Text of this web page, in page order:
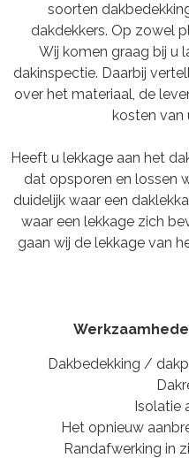
soorten
dakdekkers. Op zowel
Wij komen graag bij u
dakinspectie. Daarbij
over het materiaal, de
kosten van
Heeft u lekkage aan het
dat opsporen en lossen
duidelijk waar een
waar een lekkage zich
gaan wij de lekkage van
Dakbedekking /
Isolatie
Het opnieuw
Randafwerking in